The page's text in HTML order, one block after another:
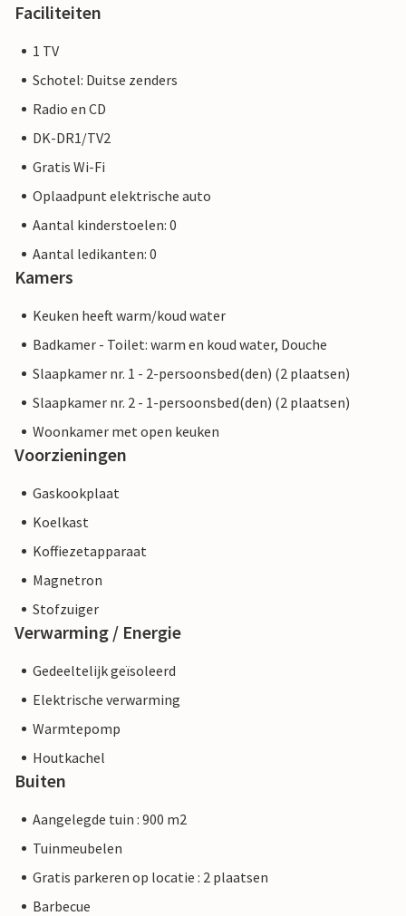
Faciliteiten
1 TV
Schotel: Duitse zenders
Radio en CD
DK-DR1/TV2
Gratis Wi-Fi
Oplaadpunt elektrische auto
Aantal kinderstoelen: 0
Aantal ledikanten: 0
Kamers
Keuken heeft warm/koud water
Badkamer - Toilet: warm en koud water, Douche
Slaapkamer nr. 1 - 2-persoonsbed(den) (2 plaatsen)
Slaapkamer nr. 2 - 1-persoonsbed(den) (2 plaatsen)
Woonkamer met open keuken
Voorzieningen
Gaskookplaat
Koelkast
Koffiezetapparaat
Magnetron
Stofzuiger
Verwarming / Energie
Gedeeltelijk geïsoleerd
Elektrische verwarming
Warmtepomp
Houtkachel
Buiten
Aangelegde tuin : 900 m2
Tuinmeubelen
Gratis parkeren op locatie : 2 plaatsen
Barbecue